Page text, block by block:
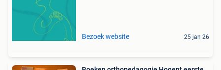
Bezoek website 25 jan 26